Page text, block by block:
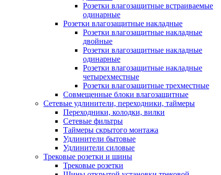
Розетки влагозащитные встраиваемые
одинарные
Розетки влагозащитные накладные
Розетки влагозащитные накладные
двойные
Розетки влагозащитные накладные
одинарные
Розетки влагозащитные накладные
четырехместные
Розетки влагозащитные трехместные
Совмещенные блоки влагозащитные
Сетевые удлинители, переходники, таймеры
Переходники, колодки, вилки
Сетевые фильтры
Таймеры скрытого монтажа
Удлинители бытовые
Удлинители силовые
Трековые розетки и шины
Трековые розетки